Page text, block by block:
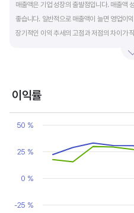
매출액은 기업 성장의 출발점입니다. 매출액
좋습니다. 일반적으로 매출액이 늘면 영업이
장기적인 이익 추세의 고점과 저점의 차이가
매우 클뿐 아니라 수년간 매출액 감소가 이어
출발점이 꾸준한 매출액 증가에서 시작한다는
이익률
Chart
Line chart with 2 lines.
The chart has 1 X axis
The chart has 1 Y axis
-25 %
0 %
25 %
50 %